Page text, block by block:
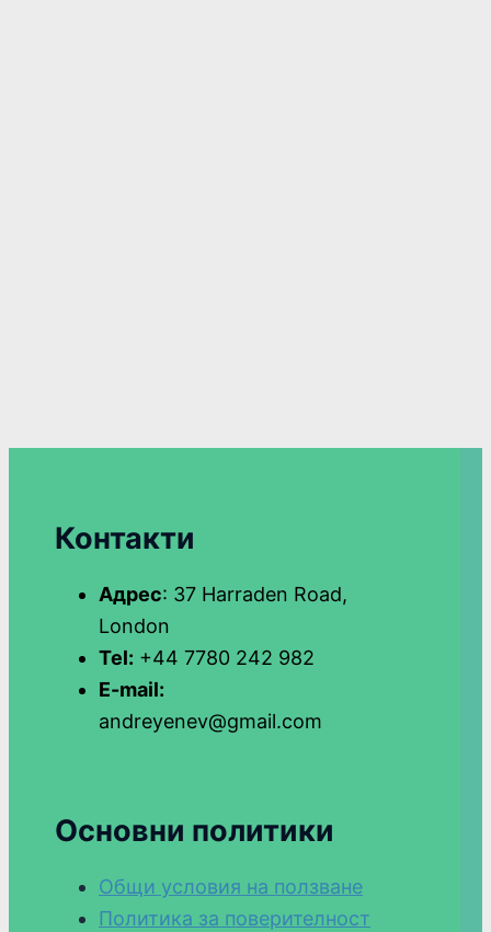
Контакти
Адрес: 37 Harraden Road,
London
Tel: +44 7780 242 982
E-mail:
andreyenev@gmail.com
Основни политики
Общи условия на ползване
Политика за поверителност